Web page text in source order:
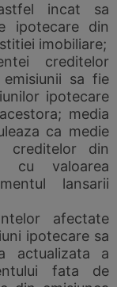
incat sa
ipotecare din
imobiliare;
creditelor
sa fie
ipotecare
media
ca medie
creditelor din
cu valoarea
lansarii
afectate
ipotecare sa
actualizata a
fata de